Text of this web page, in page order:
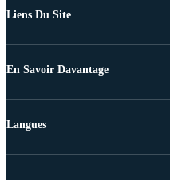
Liens Du Site
En Savoir Davantage
Langues